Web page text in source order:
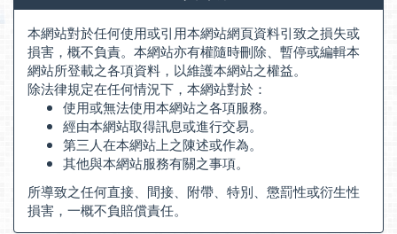
本網站對於任何使用或引用本網站網頁資料引致之損失或
損害，概不負責。本網站亦有權隨時刪除、暫停或編輯本
網站所登載之各項資料，以維護本網站之權益。
除法律規定在任何情況下，本網站對於：
使用或無法使用本網站之各項服務。
經由本網站取得訊息或進行交易。
第三人在本網站上之陳述或作為。
其他與本網站服務有關之事項。
所導致之任何直接、間接、附帶、特別、懲罰性或衍生性
損害，一概不負賠償責任。